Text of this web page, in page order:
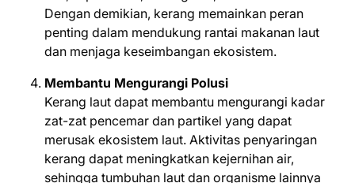
Dengan demikian, kerang memainkan peran
penting dalam mendukung rantai makanan laut
dan menjaga keseimbangan ekosistem.
Membantu Mengurangi Polusi
Kerang laut dapat membantu mengurangi kadar
zat-zat pencemar dan partikel yang dapat
merusak ekosistem laut. Aktivitas penyaringan
kerang dapat meningkatkan kejernihan air,
sehingga tumbuhan laut dan organisme lainnya